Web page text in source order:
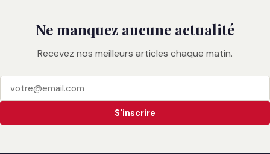
Ne manquez aucune actualité
Recevez nos meilleurs articles chaque matin.
S'inscrire